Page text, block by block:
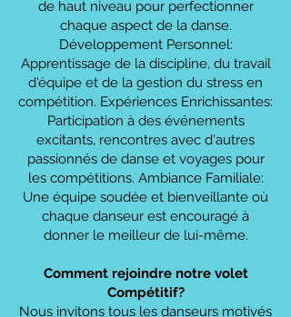
de haut niveau pour perfectionner
chaque aspect de la danse.
Développement Personnel:
Apprentissage de la discipline, du travail
d'équipe et de la gestion du stress en
compétition. Expériences Enrichissantes:
Participation à des événements
excitants, rencontres avec d'autres
passionnés de danse et voyages pour
les compétitions. Ambiance Familiale:
Une équipe soudée et bienveillante où
chaque danseur est encouragé à
donner le meilleur de lui-même.
Comment rejoindre notre volet
Compétitif?
Nous invitons tous les danseurs motivés